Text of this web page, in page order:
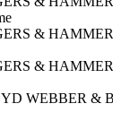
&
&
WEBBER &